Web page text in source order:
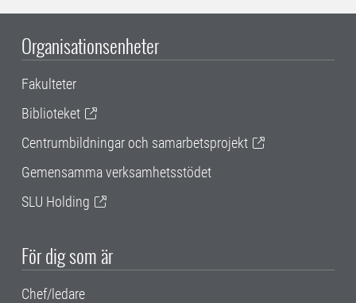
Organisationsenheter
Fakulteter
Biblioteket
Centrumbildningar och samarbetsprojekt
Gemensamma verksamhetsstödet
SLU Holding
För dig som är
Chef/ledare